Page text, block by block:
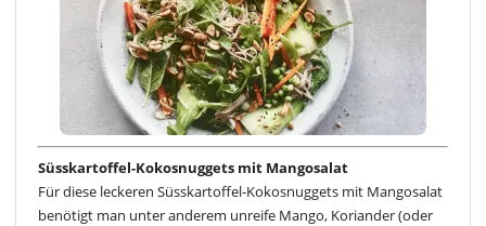
Süsskartoffel-Kokosnuggets mit Mangosalat
Für diese leckeren Süsskartoffel-Kokosnuggets mit Mangosalat
benötigt man unter anderem unreife Mango, Koriander (oder